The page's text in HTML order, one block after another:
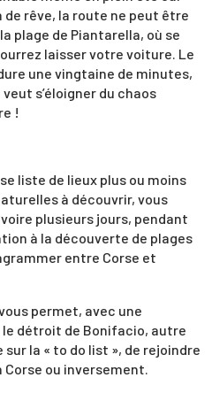
rêve, la route ne peut être
plage de Piantarella, où se
laisser votre voiture. Le
une vingtaine de minutes,
s’éloigner du chaos
!
liste de lieux plus ou moins
à découvrir, vous
plusieurs jours, pendant
à la découverte de plages
entre Corse et
permet, avec une
le détroit de Bonifacio, autre
la « to do list », de rejoindre
Corse ou inversement.